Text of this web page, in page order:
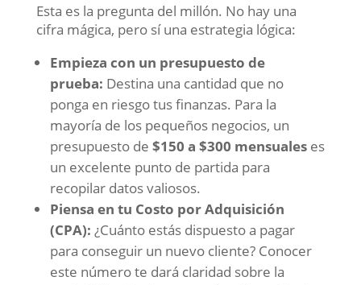
Esta es la pregunta del millón. No hay una
cifra mágica, pero sí una estrategia lógica:
Empieza con un presupuesto de
prueba: Destina una cantidad que no
ponga en riesgo tus finanzas. Para la
mayoría de los pequeños negocios, un
presupuesto de $150 a $300 mensualeses
un excelente punto de partida para
recopilar datos valiosos.
Piensa en tu Costo por Adquisición
(CPA): ¿Cuánto estás dispuesto a pagar
para conseguir un nuevo cliente? Conocer
este número te dará claridad sobre la